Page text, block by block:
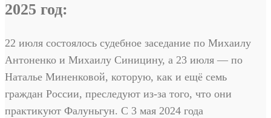
2025 год:
22 июля состоялось судебное заседание по Михаилу
Антоненко и Михаилу Синицину, а 23 июля — по
Наталье Миненковой, которую, как и ещё семь
граждан России, преследуют из-за того, что они
практикуют Фалуньгун. С 3 мая 2024 года